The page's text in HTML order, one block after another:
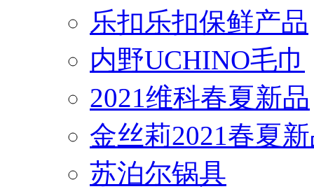
乐扣乐扣保鲜产品
内野UCHINO毛巾
2021维科春夏新品
金丝莉2021春夏
苏泊尔锅具